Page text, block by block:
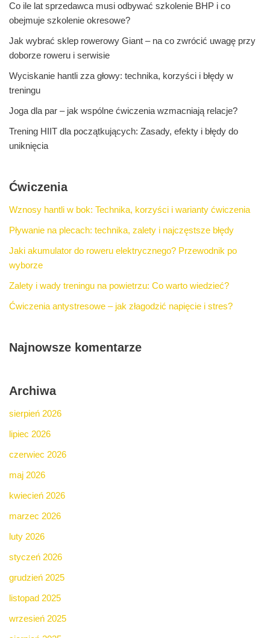
Co ile lat sprzedawca musi odbywać szkolenie BHP i co
obejmuje szkolenie okresowe?
Jak wybrać sklep rowerowy Giant – na co zwrócić uwagę przy
doborze roweru i serwisie
Wyciskanie hantli zza głowy: technika, korzyści i błędy w
treningu
Joga dla par – jak wspólne ćwiczenia wzmacniają relacje?
Trening HIIT dla początkujących: Zasady, efekty i błędy do
uniknięcia
Ćwiczenia
Wznosy hantli w bok: Technika, korzyści i warianty ćwiczenia
Pływanie na plecach: technika, zalety i najczęstsze błędy
Jaki akumulator do roweru elektrycznego? Przewodnik po
wyborze
Zalety i wady treningu na powietrzu: Co warto wiedzieć?
Ćwiczenia antystresowe – jak złagodzić napięcie i stres?
Najnowsze komentarze
Archiwa
sierpień 2026
lipiec 2026
czerwiec 2026
maj 2026
kwiecień 2026
marzec 2026
luty 2026
styczeń 2026
grudzień 2025
listopad 2025
wrzesień 2025